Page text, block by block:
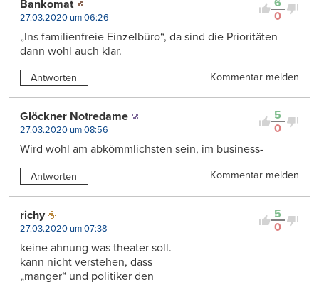
0
Bankomat
27.03.2020 um 06:26
„Ins familienfreie Einzelbüro“, da sind die Prioritäten
dann wohl auch klar.
Antworten Kommentar melden
5
0
Glöckner Notredame
27.03.2020 um 08:56
Wird wohl am abkömmlichsten sein, im business-
Antworten Kommentar melden
5
0
richy
27.03.2020 um 07:38
keine ahnung was theater soll.
kann nicht verstehen, dass
„manger“ und politiker den